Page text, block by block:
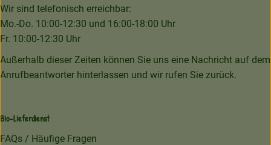
Wir sind telefonisch erreichbar:
Mo.-Do. 10:00-12:30 und 16:00-18:00 Uhr
Fr. 10:00-12:30 Uhr
Außerhalb dieser Zeiten können Sie uns eine Nachricht auf dem
Anrufbeantworter hinterlassen und wir rufen Sie zurück.
Bio-Lieferdienst
FAQs / Häufige Fragen